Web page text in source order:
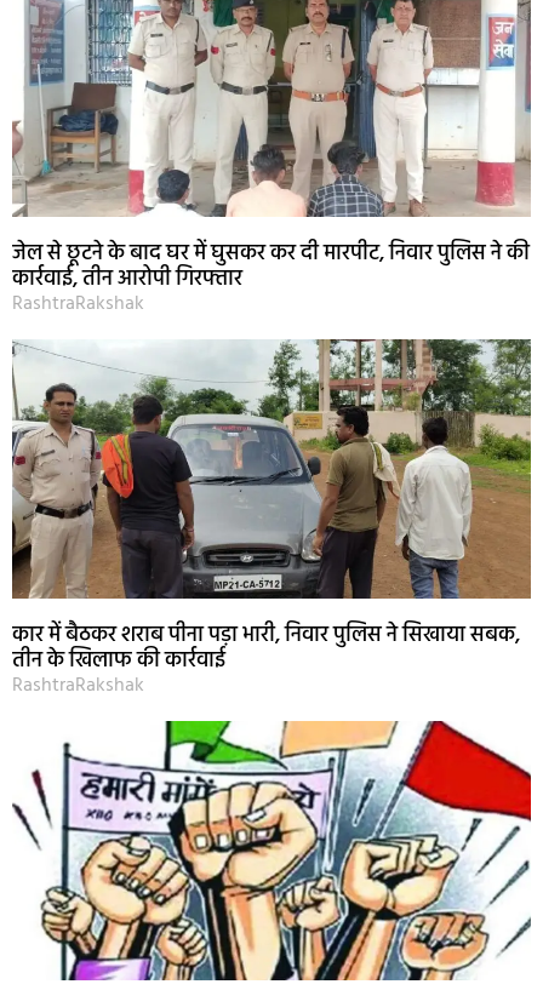
जेल से छूटने के बाद घर में घुसकर कर दी मारपीट, निवार पुलिस ने की
कार्रवाई, तीन आरोपी गिरफ्तार
RashtraRakshak
कार में बैठकर शराब पीना पड़ा भारी, निवार पुलिस ने सिखाया सबक,
तीन के खिलाफ की कार्रवाई
RashtraRakshak